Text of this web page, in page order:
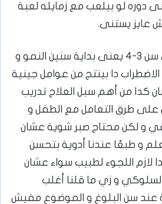
دوره لو بيلعب مع زمايله لعبة
عايز يستنى.
بتبدأ الأعراض تبان في سن ٣-٤ يعنى بداية سنين النمو و
دا بينتج من عوامل جينية
كدا من أهم سبل العلاج تدريب
على طرق التعامل مع الطفل و
و لكن محتاج صبر شوية عشان
و طبعًا عندنا أدوية بتحسن
لازم اللجوء لطبيب سواء عشان
السلوكي و زي ما قلنا أغلب
عند سن البلوغ و الموضوع مفيش